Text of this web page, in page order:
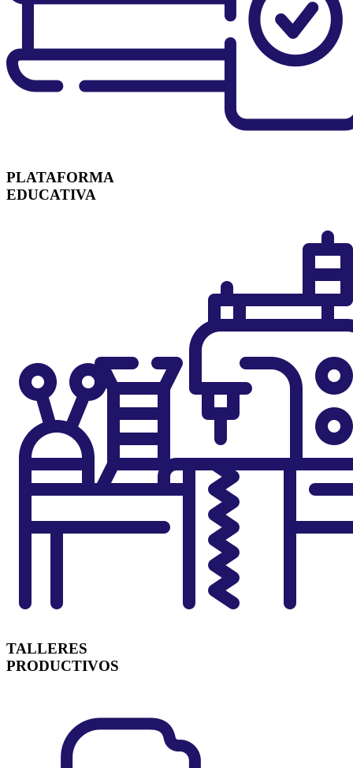
PLATAFORMA
EDUCATIVA
TALLERES
PRODUCTIVOS